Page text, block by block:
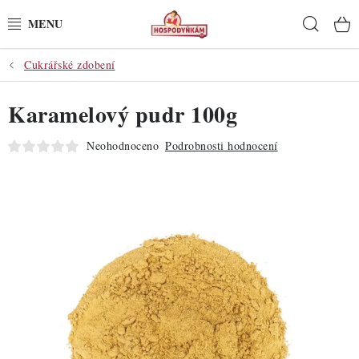
na
POTŘEBY
POMŮCKY
SUROVINY
DO KUCHYNĚ
POCHUTINY
Cukrářské zdobení
Karamelový pudr 100g
Neohodnoceno Podrobnosti hodnocení